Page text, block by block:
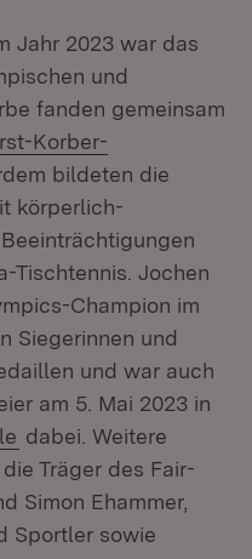
Jahr 2023 war das
und
fanden gemeinsam
Korber-
Fenster)
bildeten die
körperlich-
Tischtennis. Jochen
Champion im
Siegerinnen und
und war auch
am 5. Mai 2023 in
(Öffnet in neuem
dabei. Weitere
Träger des Fair-
Simon Ehammer,
Sportler sowie